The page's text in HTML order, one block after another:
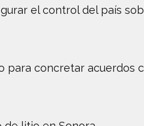
el control del país
para concretar acuerdos